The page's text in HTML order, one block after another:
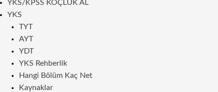
YKS/KPSS KOÇLUK AL
YKS
TYT
AYT
YDT
YKS Rehberlik
Hangi Bölüm Kaç Net
Kaynaklar